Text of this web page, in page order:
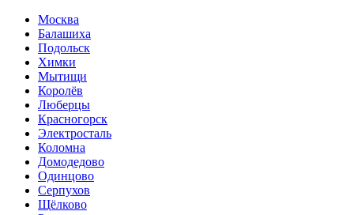
Москва
Балашиха
Подольск
Химки
Мытищи
Королёв
Люберцы
Красногорск
Электросталь
Коломна
Домодедово
Одинцово
Серпухов
Щёлково